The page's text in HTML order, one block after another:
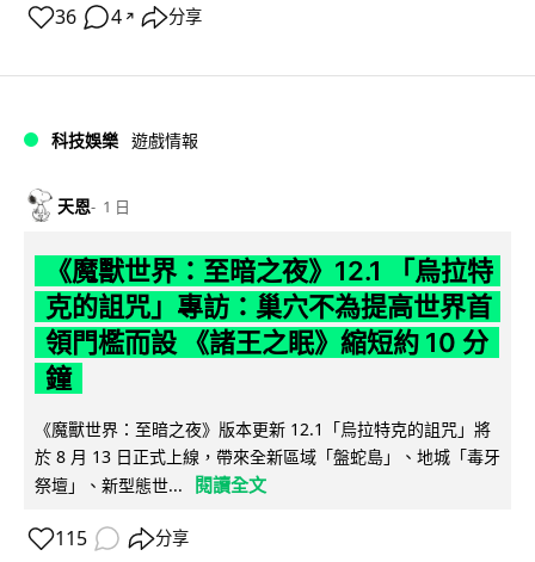
36 4 ↗ 分享
科技娛樂 遊戲情報
天恩 1 日
《魔獸世界：至暗之夜》12.1 「烏拉特
克的詛咒」專訪：巢穴不為提高世界首
領門檻而設 《諸王之眠》縮短約 10 分
鐘
《魔獸世界：至暗之夜》版本更新 12.1「烏拉特克的詛咒」將
於 8 月 13 日正式上線，帶來全新區域「盤蛇島」、地城「毒牙
祭壇」、新型態世...
閱讀全文
115 分享